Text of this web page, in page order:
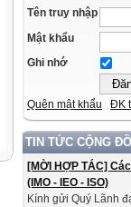
Tên truy nhập
Mật khẩu
Ghi nhớ
Quên mật khẩu ĐK
TIN TỨC CỘNG
[MỜI HỢP TÁC]
(IMO - IEO - ISO)
Kính gửi Quý Lãnh